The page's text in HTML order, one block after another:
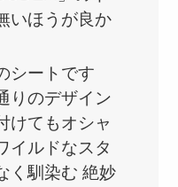
いほうが良か
シートです
りのデザイン
けてもオシャ
イルドなスタ
く馴染む 絶妙